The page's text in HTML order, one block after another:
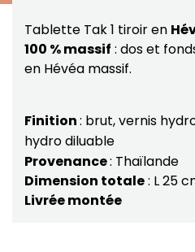
Tablette Tak 1 tiroir en
100 % massif : dos et
en Hévéa massif.
Finition: brut, vernis
hydro diluable
Provenance: Thaïlande
Dimension totale: L 25
Livrée montée